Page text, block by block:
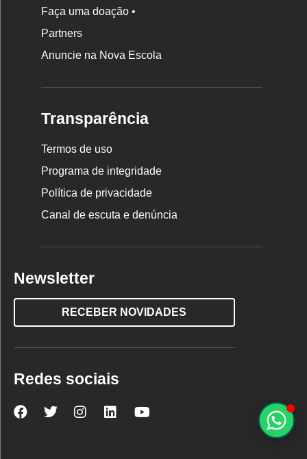
Faça uma doação •
Partners
Anuncie na Nova Escola
Transparência
Termos de uso
Programa de integridade
Política de privacidade
Canal de escuta e denúncia
Newsletter
RECEBER NOVIDADES
Redes sociais
NovaNova Nova Nova